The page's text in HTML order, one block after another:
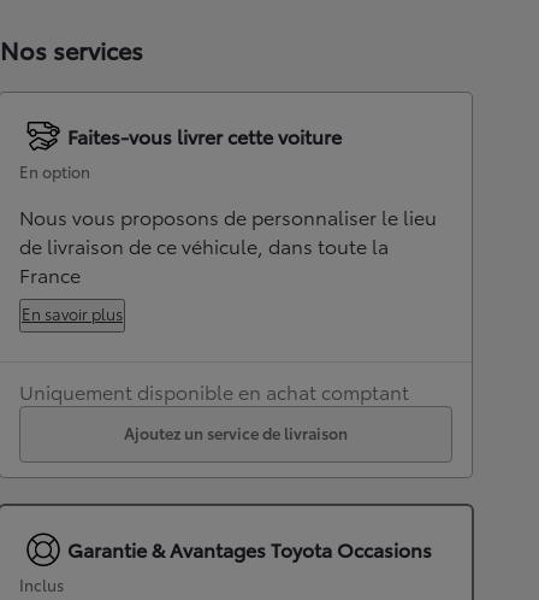
Nos services
Faites-vous livrer cette voiture
En option
Nous vous proposons de personnaliser le lieu
de livraison de ce véhicule, dans toute la
France
En savoir plus
Uniquement disponible en achat comptant
Ajoutez un service de livraison
Garantie & Avantages Toyota Occasions
Inclus